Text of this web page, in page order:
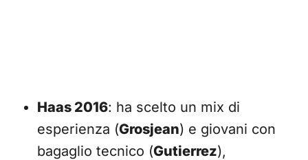
Haas 2016: ha scelto un mix di
esperienza (Grosjean) e giovani con
bagaglio tecnico (Gutierrez),